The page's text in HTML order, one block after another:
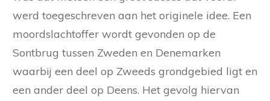
werd toegeschreven aan het originele idee. Een
moordslachtoffer wordt gevonden op de
Sontbrug tussen Zweden en Denemarken
waarbij een deel op Zweeds grondgebied ligt en
een ander deel op Deens. Het gevolg hiervan